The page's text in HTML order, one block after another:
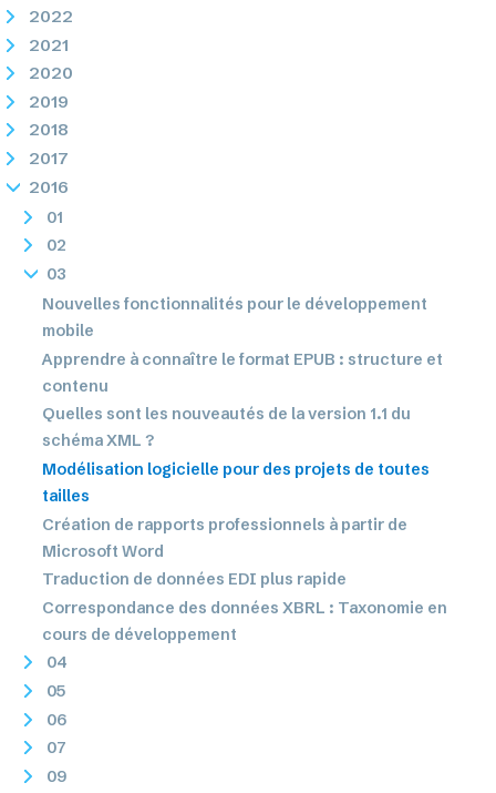
2022
2021
2020
2019
2018
2017
2016
01
02
03
Nouvelles fonctionnalités pour le développement
mobile
Apprendre à connaître le format EPUB : structure et
contenu
Quelles sont les nouveautés de la version 1.1 du
schéma XML ?
Modélisation logicielle pour des projets de toutes
tailles
Création de rapports professionnels à partir de
Microsoft Word
Traduction de données EDI plus rapide
Correspondance des données XBRL : Taxonomie en
cours de développement
04
05
06
07
09